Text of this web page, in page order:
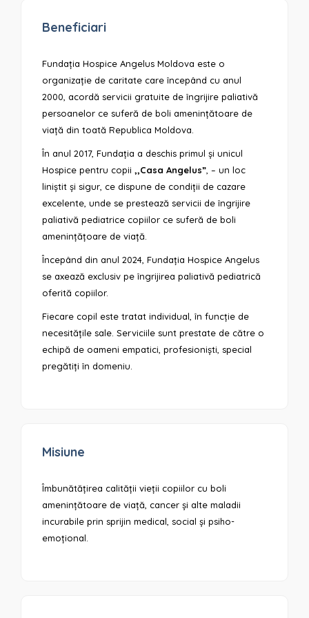
Beneficiari
Fundația Hospice Angelus Moldova este o
organizație de caritate care începând cu anul
2000, acordă servicii gratuite de îngrijire paliativă
persoanelor ce suferă de boli amenințătoare de
viață din toată Republica Moldova.
În anul 2017, Fundația a deschis primul și unicul
Hospice pentru copii ,,Casa Angelus”, – un loc
liniștit și sigur, ce dispune de condiții de cazare
excelente, unde se prestează servicii de îngrijire
paliativă pediatrice copiilor ce suferă de boli
amenințățoare de viață.
Începând din anul 2024, Fundația Hospice Angelus
se axează exclusiv pe îngrijirea paliativă pediatrică
oferită copiilor.
Fiecare copil este tratat individual, în funcție de
necesitățile sale. Serviciile sunt prestate de către o
echipă de oameni empatici, profesioniști, special
pregătiți în domeniu.
Misiune
Îmbunătățirea calității vieții copiilor cu boli
amenințătoare de viață, cancer și alte maladii
incurabile prin sprijin medical, social și psiho-
emoțional.